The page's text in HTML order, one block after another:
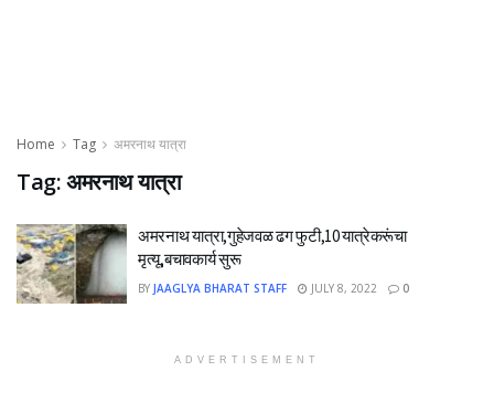
Home Tag अमरनाथ यात्रा
Tag:अमरनाथ यात्रा
अमरनाथ यात्रा,गुहेजवळ ढग फुटी,10 यात्रेकरूंचा
मृत्यू,बचावकार्य सुरू
BY JAAGLYA BHARAT STAFF JULY 8, 2022 0
ADVERTISEMENT